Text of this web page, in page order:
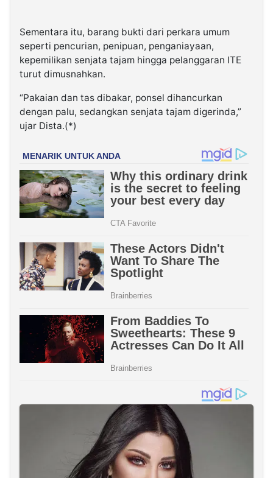
Sementara itu, barang bukti dari perkara umum
seperti pencurian, penipuan, penganiayaan,
kepemilikan senjata tajam hingga pelanggaran ITE
turut dimusnahkan.
“Pakaian dan tas dibakar, ponsel dihancurkan
dengan palu, sedangkan senjata tajam digerinda,”
ujar Dista.(*)